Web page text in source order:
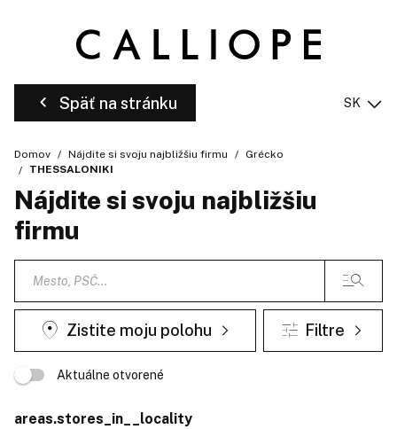
Späť na stránku SK
Domov Nájdite si svoju najbližšiu firmu
Grécko
THESSALONIKI
Nájdite si svoju najbližšiu
firmu
Zistite moju polohu Filtre
Aktuálne otvorené
areas.stores_in__locality